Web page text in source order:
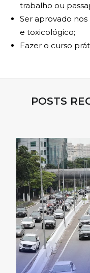
trabalho ou
Ser aprovado
e toxicológico;
Fazer o curso
POSTS